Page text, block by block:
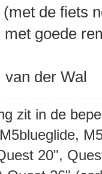
de fiets
met goede
van der Wal
zit in de
20",